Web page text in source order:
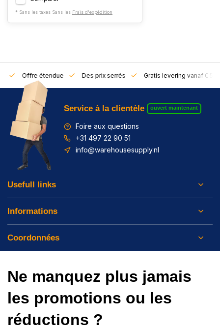
* Sans les taxes Sans les Frais d'expédition
Offre étendue Des prix serrés Gratis levering vanaf €
Service à la clientèle ouvert maintenant
Foire aux questions
+31 497 22 90 51
info@warehousesupply.nl
Usefull links
Informations
Coordonnées
Ne manquez plus jamais
les promotions ou les
réductions ?